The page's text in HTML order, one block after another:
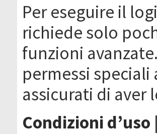
Per eseguire il
richiede solo
funzioni
permessi
assicurati di aver
Condizioni d’uso |